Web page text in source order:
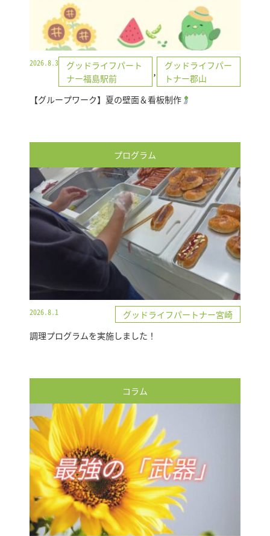
2026.8.3
グッドライフパート
ナー福島駅前
,
グッドライフパー
トナー郡山
【グループワーク】夏の壁面＆看板制作
プログラム
2026.8.1
グッドライフパートナー宮崎
調理プログラムを実施しました！
コラム